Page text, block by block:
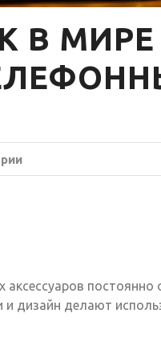
В МИРЕ
постоянно
дизайн делают